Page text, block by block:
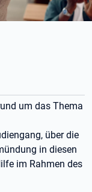
um das Thema
über die
in diesen
im Rahmen des